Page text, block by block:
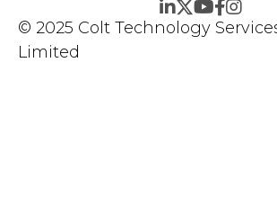
© 2025 Colt Technology
Limited